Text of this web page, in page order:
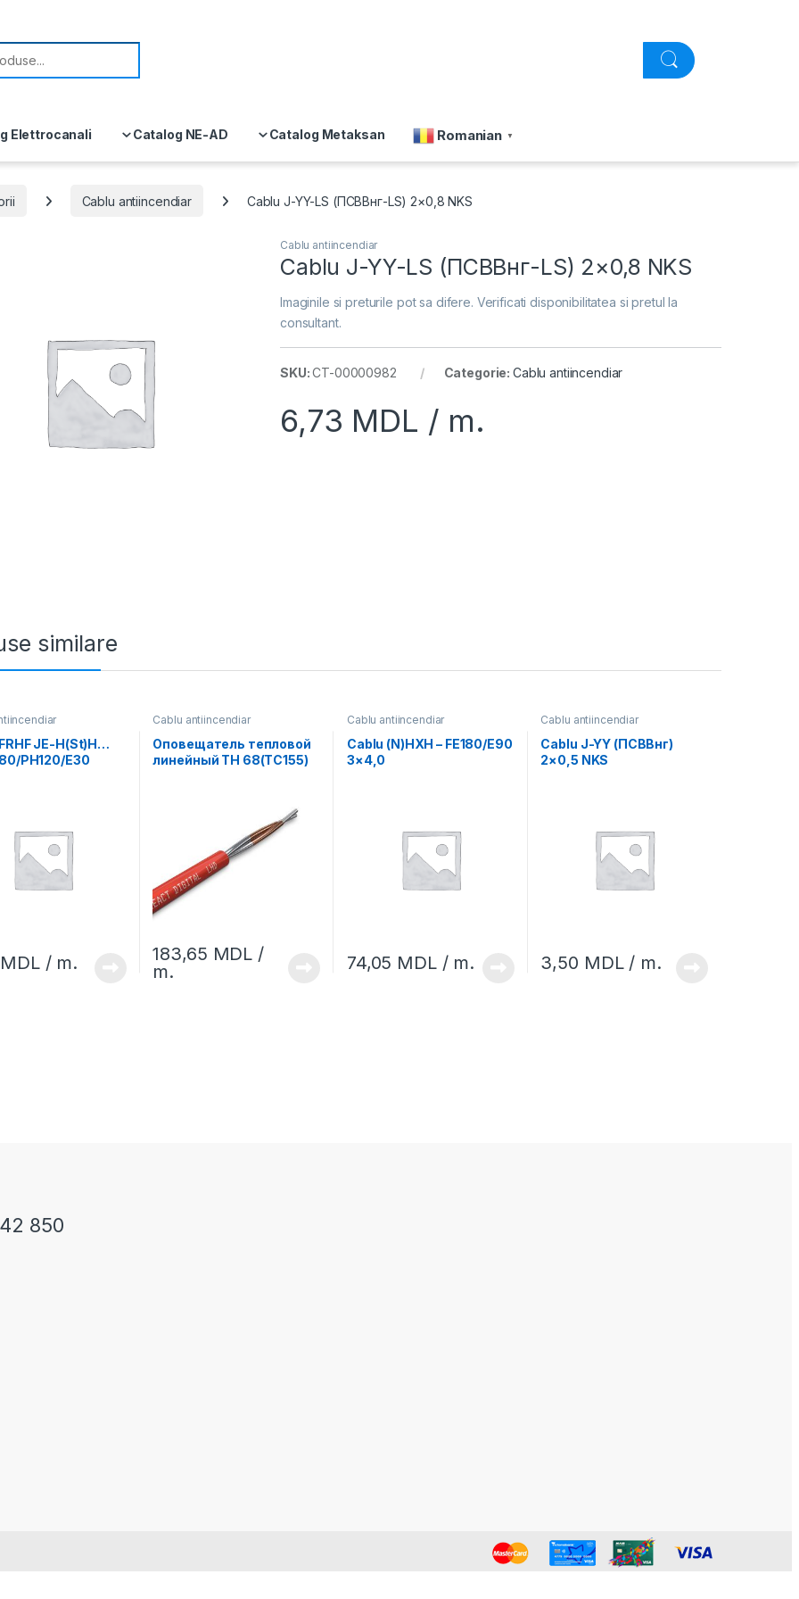
Elettrocanali Catalog NE-AD Catalog Metaksan Romanian ▼
Cablu antiincendiar Cablu J-YY-LS (ПСВВнг-LS) 2×0,8 NKS
Cablu antiincendiar
Cablu J-YY-LS (ПСВВнг-LS) 2×0,8 NKS
Imaginile si preturile pot sa difere. Verificati disponibilitatea si pretul la
consultant.
SKU:CT-00000982 Categorie: Cablu antiincendiar
6,73 MDL / m.
similare
JE-H(St)H…
PH120/E30
MDL/ m.
Cablu antiincendiar
Оповещатель тепловой
линейный TH 68(ТС155)
183,65 MDL /
m.
Cablu antiincendiar
Cablu (N)HXH – FE180/Е90
3×4,0
74,05 MDL/ m.
Cablu antiincendiar
Cablu J-YY (ПСВВнг)
2×0,5 NKS
3,50 MDL/ m.
850